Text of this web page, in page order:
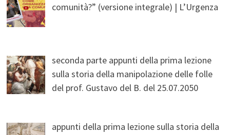
comunità?” (versione integrale) | L’Urgenza
seconda parte appunti della prima lezione
sulla storia della manipolazione delle folle
del prof. Gustavo del B. del 25.07.2050
appunti della prima lezione sulla storia della